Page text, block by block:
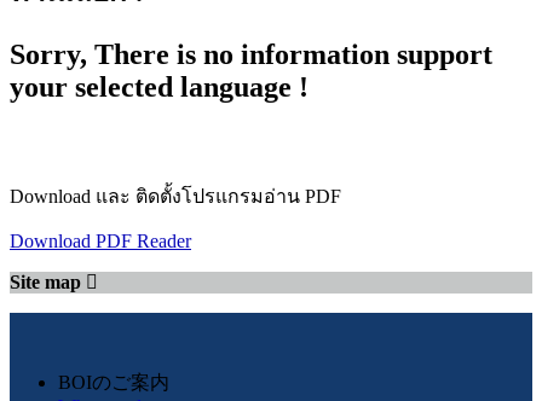
Sorry, There is no information support
your selected language !
Download และ ติดตั้งโปรแกรมอ่าน PDF
Download PDF Reader
Site map
BOIのご案内